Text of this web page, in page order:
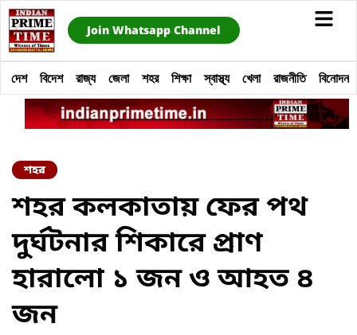
Join Whatsapp Channel
দেশ বিদেশ রাজ্য জেলা শহর শিক্ষা স্বাস্থ্য খেলা রাজনীতি বিনোদন
শহর
শহর কলকাতায় ফের পথ
দুর্ঘটনার শিকারে প্রাণ
হারালো ১ জন ও আহত ৪
জন